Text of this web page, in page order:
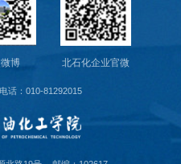
博 北石化企业官微
话：010-81292015